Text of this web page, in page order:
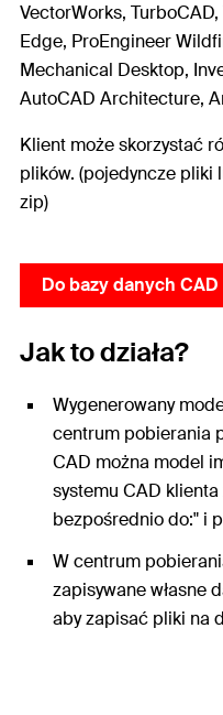
VectorWorks,
Edge, ProEngineer
Mechanical Desktop,
AutoCAD Architecture,
Klient może skorzystać
plików. (pojedyncze pliki
zip)
Do bazy danych CAD
Jak to działa?
Wygenerowany
centrum pobierania
CAD można model
systemu CAD
bezpośrednio do:" i
W centrum
zapisywane własne
aby zapisać pliki na